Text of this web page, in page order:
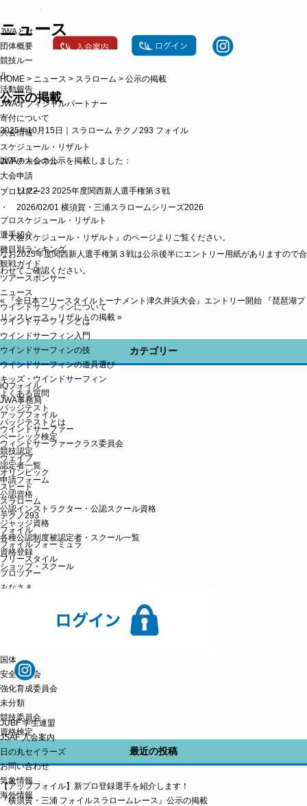
o
n
v
g
a
t
i
o
JWAとは
団体概要
競技ルー
ル
活動報告
JWAオフィシャルパートナー
寄付について
大会情報
スケジュール・リザルト
JWAチャンネル
大会申請
プロツアー
プロスケジュール・リザルト
選手紹介
種目別ランキング
観戦ガイド
ツアースポンサー
ニュース
ウインドサーフィンについて
ウインドサーフィンとは
ウインドサーフィン入門
ウインドサーフィンの技
ウインドサーフィンの道具選び
キッズ・ウインドサーフィン
よくある質問
バッジテスト
バッジテストとは
ベーシック検定
競技認定
認定者一覧
申請フォーム
公認資格
公認インストラクター・公認スクール資格
ジャッジ資格
各種公認制度被認定者・スクール一覧
資格登録
ショップ・スクール
JUBF 学生連盟
JSAF 入会案内
日の丸セイラーズ
お問い合わせ
気象情報
海外情報
ニュース
HOME > ニュース > スラローム > 公示の掲載
公示の掲載
2025年10月15日｜ スラローム テクノ293 フォイル
以下の大会の公示を掲載しました：
・ 11/22-23 2025年度関西新人選手権第３戦
・ 2026/02/01 横須賀・三浦スラロームシリーズ2026
『大会スケジュール・リザルト』のページよりご覧ください。
なお2025年度関西新人選手権第３戦は公示後半にエントリー用紙がありますので合
わせてご確認ください。
« 『全日本フリースタイルトーナメント津久井浜大会』エントリー開始
『琵琶湖プ
リンスレース』リザルトの掲載 »
カテゴリー
iQフォイル
JWA事務局
アップフォイル
ウインドサーファー
ウィンドサーファークラス委員会
ウェイブ
オリンピック
スピード
スラローム
テクノ293
フォイル
フォイルフォーミュラ
フリースタイル
プロツアー
みなさま
国体
安全委員会
強化育成委員会
未分類
競技委員会
資格検定
最近の投稿
【アップフォイル】新プロ登録選手を紹介します！
『横須賀・三浦 フォイルスラロームレース』公示の掲載